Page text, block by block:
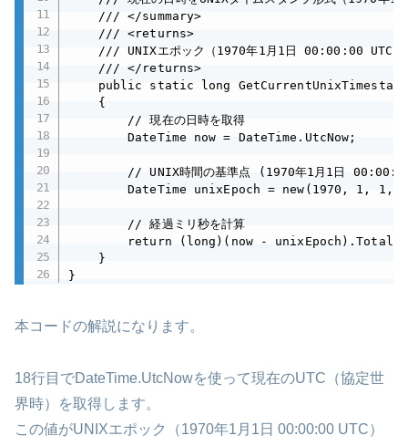
    /// </summary>
    /// <returns>
/// UNIXエポック（1970年1月1日 00:00:00 UTC）か
    /// </returns>
public static long
    {
        // 現在の日時を取得
        DateTime now = DateTime.UtcNow;
// UNIX時間の基準点 (1970年1月1日
DateTime unixEpoch = new(1970, 1, 1,
        // 経過ミリ秒を計算
return (long)(now -
    }
}
本コードの解説になります。
18行目でDateTime.UtcNowを使って現在のUTC（協定世
界時）を取得します。
この値がUNIXエポック（1970年1月1日 00:00:00 UTC）